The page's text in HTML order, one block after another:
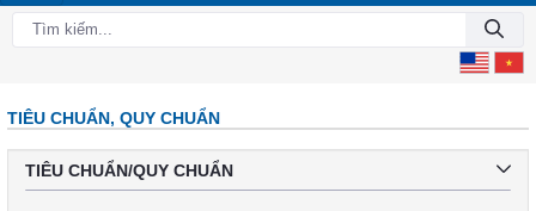
TIÊU CHUẨN, QUY CHUẨN
TIÊU CHUẨN/QUY CHUẨN